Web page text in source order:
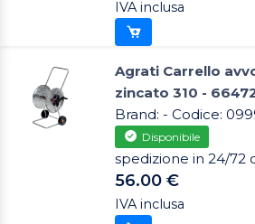
IVA inclusa
Agrati Carrello
zincato 310 -
Brand: - Codice:
Disponibile
spedizione in 24/72
56.00 €
IVA inclusa